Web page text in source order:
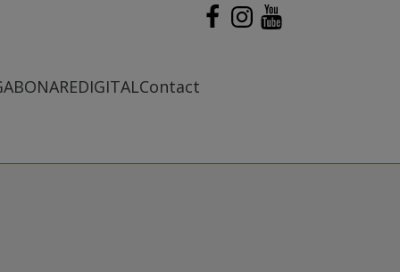
ABONAREDIGITALContact